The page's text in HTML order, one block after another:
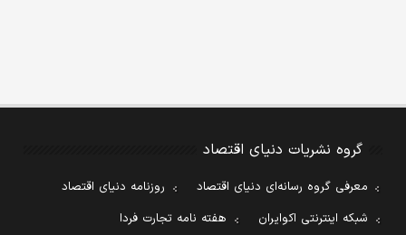
گروه نشریات دنیای اقتصاد
معرفی گروه رسانه‌ای دنیای اقتصاد
روزنامه دنیای اقتصاد
شبکه اینترنتی اکوایران
هفته نامه تجارت فردا